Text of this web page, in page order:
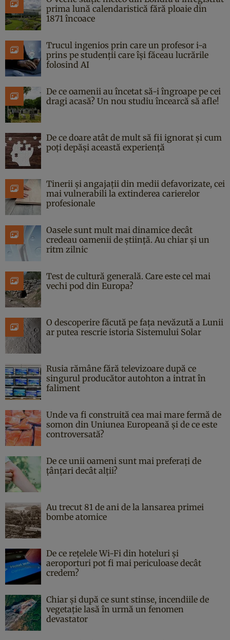
prima lună calendaristică fără ploaie din
1871 încoace
Trucul ingenios prin care un profesor i-a
prins pe studenții care își făceau lucrările
folosind AI
De ce oamenii au încetat să-i îngroape pe cei
dragi acasă? Un nou studiu încearcă să afle!
De ce doare atât de mult să fii ignorat și cum
poți depăși această experiență
Tinerii și angajații din medii defavorizate, cei
mai vulnerabili la extinderea carierelor
profesionale
Oasele sunt mult mai dinamice decât
credeau oamenii de știință. Au chiar și un
ritm zilnic
Test de cultură generală. Care este cel mai
vechi pod din Europa?
O descoperire făcută pe fața nevăzută a Lunii
ar putea rescrie istoria Sistemului Solar
Rusia rămâne fără televizoare după ce
singurul producător autohton a intrat în
faliment
Unde va fi construită cea mai mare fermă de
somon din Uniunea Europeană și de ce este
controversată?
De ce unii oameni sunt mai preferați de
țânțari decât alții?
Au trecut 81 de ani de la lansarea primei
bombe atomice
De ce rețelele Wi-Fi din hoteluri și
aeroporturi pot fi mai periculoase decât
credem?
Chiar și după ce sunt stinse, incendiile de
vegetație lasă în urmă un fenomen
devastator